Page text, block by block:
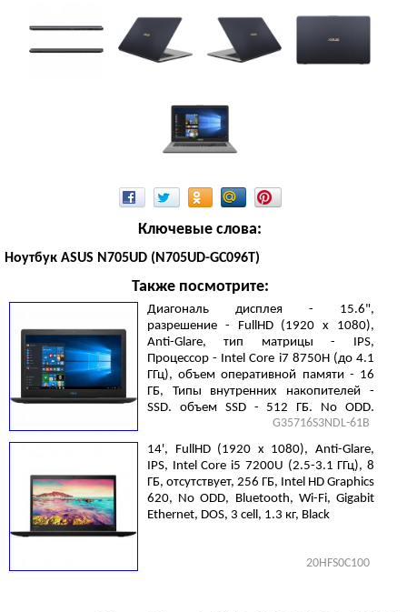
Ключевые слова:
Ноутбук ASUS N705UD (N705UD-GC096T)
Также посмотрите:
Диагональ дисплея - 15.6",
разрешение - FullHD (1920 х 1080),
Anti-Glare, тип матрицы - IPS,
Процессор - Intel Core i7 8750H (до 4.1
ГГц), объем оперативной памяти - 16
ГБ, Типы внутренних накопителей -
SSD, объем SSD - 512 ГБ, No ODD,
Видеокарта - NVIDIA GeForce GTX 1050
Ti, 4 ГБ, LAN (RJ-45), Linux, 4 cell, 2.5 кг,
Black
G35716S3NDL-61B
14', FullHD (1920 х 1080), Anti-Glare,
IPS, Intel Core i5 7200U (2.5-3.1 ГГц), 8
ГБ, отсутствует, 256 ГБ, Intel HD Graphics
620, No ODD, Bluetooth, Wi-Fi, Gigabit
Ethernet, DOS, 3 cell, 1.3 кг, Black
20HFS0C100